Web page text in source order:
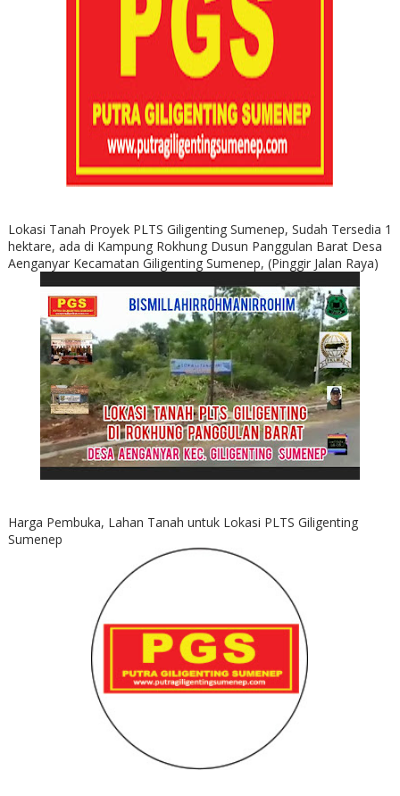
Lokasi Tanah Proyek PLTS Giligenting Sumenep, Sudah Tersedia 1
hektare, ada di Kampung Rokhung Dusun Panggulan Barat Desa
Aenganyar Kecamatan Giligenting Sumenep, (Pinggir Jalan Raya)
Harga Pembuka, Lahan Tanah untuk Lokasi PLTS Giligenting
Sumenep